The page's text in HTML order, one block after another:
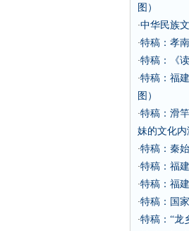
图）
·中华民族
·特稿：孝
·特稿：《
·特稿：福
图）
·特稿：滑
妹的文化内
·特稿：秦
·特稿：福
·特稿：福
·特稿：国
·特稿：“龙